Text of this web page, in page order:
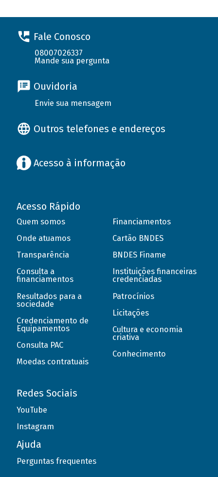
Fale Conosco
08007026337
Mande sua pergunta
Ouvidoria
Envie sua mensagem
Outros telefones e endereços
Acesso à informação
Acesso Rápido
Quem somos
Onde atuamos
Transparência
Consulta a
financiamentos
Resultados para a
sociedade
Credenciamento de
Equipamentos
Consulta PAC
Moedas contratuais
Financiamentos
Cartão BNDES
BNDES Finame
Instituições financeiras
credenciadas
Patrocínios
Licitações
Cultura e economia
criativa
Conhecimento
Redes Sociais
YouTube
Instagram
Ajuda
Perguntas frequentes